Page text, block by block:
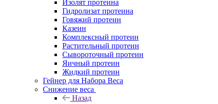
Изолят протеина
Гидролизат протеина
Говяжий протеин
Казеин
Комплексный протеин
Растительный протеин
Сывороточный протеин
Яичный протеин
Жидкий протеин
Гейнер для Набора Веса
Снижение веса
Назад